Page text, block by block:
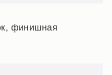
финишная